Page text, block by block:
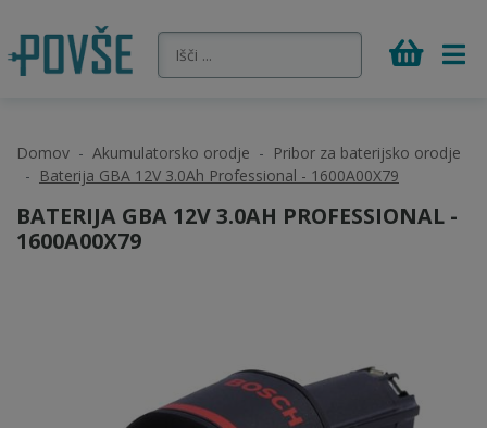
Domov Akumulatorsko orodje
Pribor za baterijsko orodje
Baterija GBA 12V 3.0Ah Professional - 1600A00X79
BATERIJA GBA 12V 3.0AH PROFESSIONAL -
1600A00X79